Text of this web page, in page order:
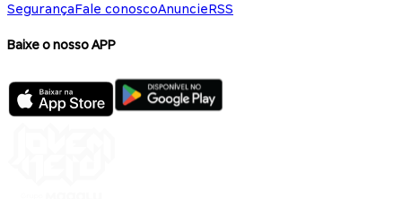
SegurançaFale conoscoAnuncieRSS
Baixe o nosso APP